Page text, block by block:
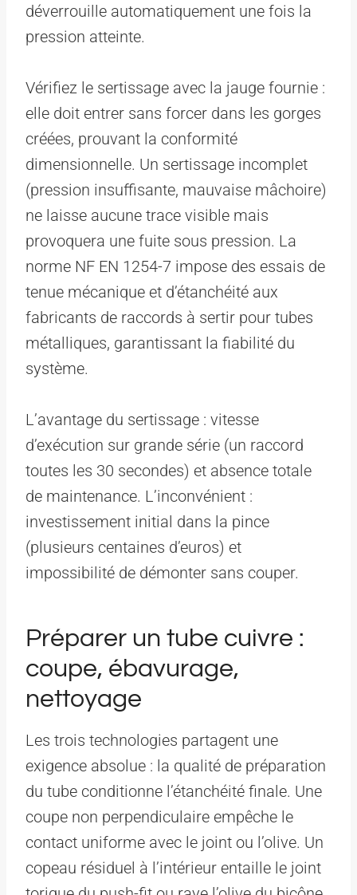
déverrouille automatiquement une fois la
pression atteinte.
Vérifiez le sertissage avec la jauge fournie :
elle doit entrer sans forcer dans les gorges
créées, prouvant la conformité
dimensionnelle. Un sertissage incomplet
(pression insuffisante, mauvaise mâchoire)
ne laisse aucune trace visible mais
provoquera une fuite sous pression. La
norme NF EN 1254-7 impose des essais de
tenue mécanique et d’étanchéité aux
fabricants de raccords à sertir pour tubes
métalliques, garantissant la fiabilité du
système.
L’avantage du sertissage : vitesse
d’exécution sur grande série (un raccord
toutes les 30 secondes) et absence totale
de maintenance. L’inconvénient :
investissement initial dans la pince
(plusieurs centaines d’euros) et
impossibilité de démonter sans couper.
Préparer un tube cuivre :
coupe, ébavurage,
nettoyage
Les trois technologies partagent une
exigence absolue : la qualité de préparation
du tube conditionne l’étanchéité finale. Une
coupe non perpendiculaire empêche le
contact uniforme avec le joint ou l’olive. Un
copeau résiduel à l’intérieur entaille le joint